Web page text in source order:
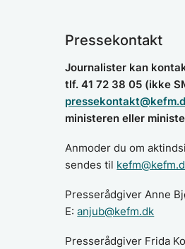
Pressekontakt
Journalister kan
tlf. 41 72 38 05 (ikke
ministeren eller
Anmoder du om
sendes til
PresserådgiverAnne
E:anjub@kefm.dk
Presserådgiver Frida